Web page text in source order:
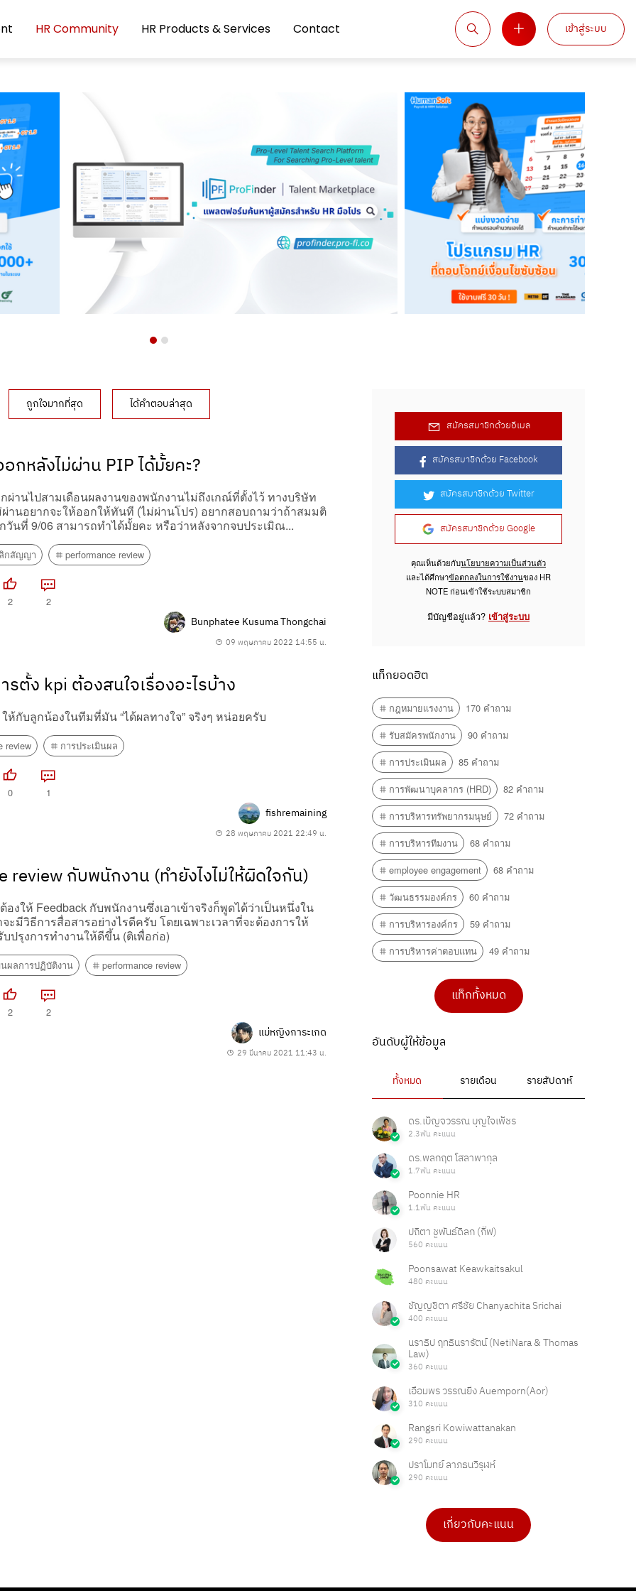
HR Community HR Products & Services Contact เข้าสู่ระบบ
ถูกใจมากที่สุด ได้คำตอบล่าสุด
กหลังไม่ผ่าน PIP ได้มั้ยคะ?
านไปสามเดือนผลงานของพนักงานไม่ถึงเกณ์ที่ตั้งไว้ ทางบริษัท
านอยากจะให้ออกให้ทันที (ไม่ผ่านโปร) อยากสอบถามว่าถ้าสมมติ
นที่ 9/06 สามารถทำได้มั้ยคะ หรือว่าหลังจากจบประเมิณ...
กสัญญา performance review
2 2
Bunphatee Kusuma Thongchai
09 พฤษภาคม 2022 14:55 น.
รตั้ง kpi ต้องสนใจเรื่องอะไรบ้าง
ห้กับลูกน้องในทีมที่มัน “ได้ผลทางใจ” จริงๆ หน่อยครับ
review การประเมินผล
0 1
fishremaining
28 พฤษภาคม 2021 22:49 น.
กับพนักงาน (ทำยังไงไม่ให้ผิดใจกัน)
งให้ Feedback กับพนักงานซึ่งเอาเข้าจริงก็พูดได้ว่าเป็นหนึ่งใน
มีวิธีการสื่อสารอย่างไรดีครับ โดยเฉพาะเวลาที่จะต้องการให้
บปรุงการทำงานให้ดีขึ้น (ติเพื่อก่อ)
นผลการปฏิบัติงาน performance review
2 2
แม่หญิงการะเกด
29 มีนาคม 2021 11:43 น.
สมัครสมาชิกด้วยอีเมล
สมัครสมาชิกด้วย Facebook
สมัครสมาชิกด้วย Twitter
สมัครสมาชิกด้วย Google
คุณเห็นด้วยกับนโยบายความเป็นส่วนตัว
และได้ศึกษาข้อตกลงในการใช้งานของ HR
NOTE ก่อนเข้าใช้ระบบสมาชิก
มีบัญชีอยู่แล้ว? เข้าสู่ระบบ
แท็กยอดฮิต
กฎหมายแรงงาน
170 คำถาม
รับสมัครพนักงาน
90 คำถาม
การประเมินผล
85 คำถาม
การพัฒนาบุคลากร (HRD)
82 คำถาม
การบริหารทรัพยากรมนุษย์
72 คำถาม
การบริหารทีมงาน
68 คำถาม
employee engagement
68 คำถาม
วัฒนธรรมองค์กร
60 คำถาม
การบริหารองค์กร
59 คำถาม
การบริหารค่าตอบแทน
49 คำถาม
แท็กทั้งหมด
อันดับผู้ให้ข้อมูล
ทั้งหมด รายเดือน รายสัปดาห์
ดร.เบ็ญจวรรณ บุญใจเพ็ชร
2.3พัน คะแนน
ดร.พลกฤต โสลาพากุล
1.7พัน คะแนน
Poonnie HR
1.1พัน คะแนน
ปถิตา ชูพันธ์ดิลก (กิ๊ฟ)
560 คะแนน
Poonsawat Keawkaitsakul
480 คะแนน
ชัญญชิตา ศรีชัย Chanyachita Srichai
400 คะแนน
นราธิป ฤทธินรารัตน์ (NetiNara & Thomas
Law)
360 คะแนน
เอื้อมพร วรรณยิ่ง Auemporn(Aor)
310 คะแนน
Rangsri Kowiwattanakan
290 คะแนน
ปราโมทย์ ลาภธนวิรุฬห์
290 คะแนน
ดร.เบ็ญจวรรณ บุญใจเพ็ชร
4 คะแนน
ดร.เบ็ญจวรรณ บุญใจเพ็ชร
4 คะแนน
เกี่ยวกับคะแนน